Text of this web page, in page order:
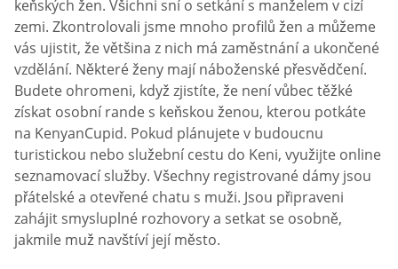
keňských žen. Všichni sní o setkání s manželem v cizí
zemi. Zkontrolovali jsme mnoho profilů žen a můžeme
vás ujistit, že většina z nich má zaměstnání a ukončené
vzdělání. Některé ženy mají náboženské přesvědčení.
Budete ohromeni, když zjistíte, že není vůbec těžké
získat osobní rande s keňskou ženou, kterou potkáte
na KenyanCupid. Pokud plánujete v budoucnu
turistickou nebo služební cestu do Keni, využijte online
seznamovací služby. Všechny registrované dámy jsou
přátelské a otevřené chatu s muži. Jsou připraveni
zahájit smysluplné rozhovory a setkat se osobně,
jakmile muž navštíví její město.